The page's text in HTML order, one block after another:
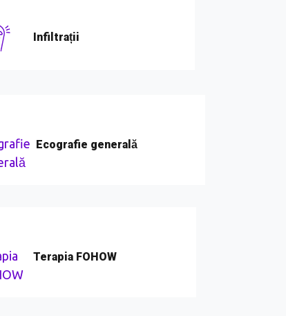
Infiltrații
Ecografie generală
Terapia FOHOW